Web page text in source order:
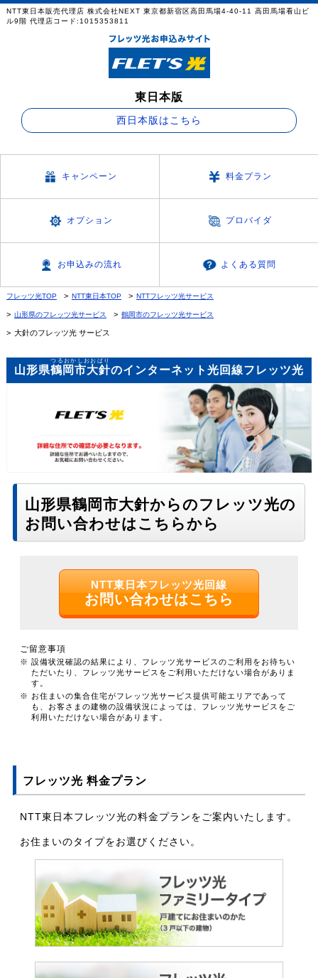
NTT東日本販売代理店 株式会社NEXT 東京都新宿区高田馬場4-40-11 高田馬場看山ビ
ル9階 代理店コード:1015353811
東日本版
西日本版はこちら
キャンペーン 料金プラン
オプション プロバイダ
お申込みの流れ よくある質問
フレッツ光TOP NTT東日本TOP NTTフレッツ光サービス
山形県のフレッツ光サービス 鶴岡市のフレッツ光サービス
大針のフレッツ光 サービス
山形県鶴岡市大針
つるおかしおおばり
のインターネット光回線フレッツ光
山形県鶴岡市大針からのフレッツ光の
お問い合わせはこちらから
NTT東日本フレッツ光回線
お問い合わせはこちら
ご留意事項
※ 設備状況確認の結果により、フレッツ光サービスのご利用をお待ちい
ただいたり、フレッツ光サービスをご利用いただけない場合がありま
す。
※ お住まいの集合住宅がフレッツ光サービス提供可能エリアであって
も、お客さまの建物の設備状況によっては、フレッツ光サービスをご
利用いただけない場合があります。
フレッツ光 料金プラン
NTT東日本フレッツ光の料金プランをご案内いたします。
お住まいのタイプをお選びください。